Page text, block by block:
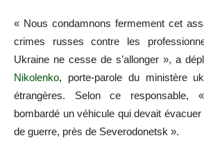
« Nous condamnons fermement cet
crimes russes contre les
Ukraine ne cesse de s’allonger », a
Nikolenko, porte-parole du ministère
étrangères. Selon ce responsable,
bombardé un véhicule qui devait
de guerre, près de Severodonetsk ».